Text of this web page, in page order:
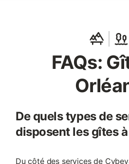
FAQs:
De quels types de
disposent les gîtes
Du côté des services de